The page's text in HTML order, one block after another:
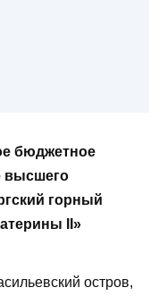
бюджетное
высшего
горный
II»
остров,